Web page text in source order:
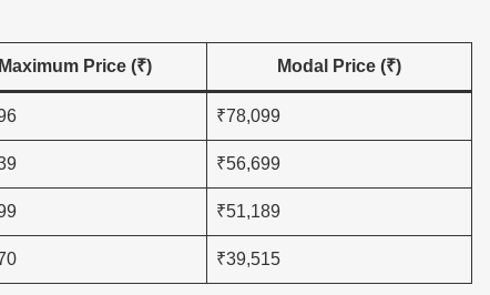
Maximum Price (₹) Modal Price (₹)
₹78,099
₹56,699
₹51,189
₹39,515